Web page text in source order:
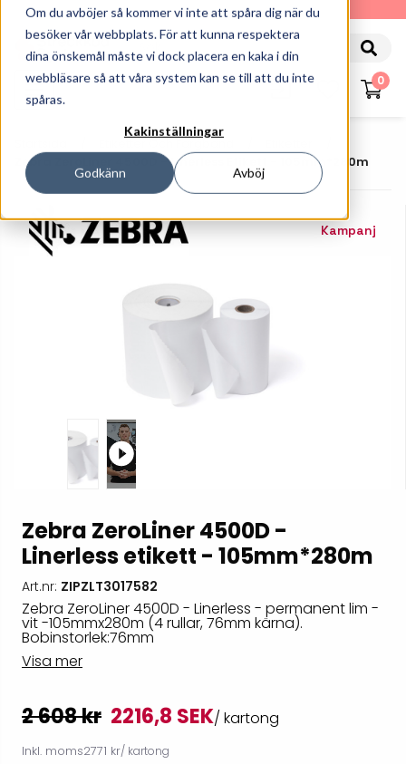
Om du avböjer så kommer vi inte att spåra dig när du
besöker vår webbplats. För att kunna respektera
dina önskemål måste vi dock placera en kaka i din
webbläsare så att våra system kan se till att du inte
spåras.
Kakinställningar
Godkänn Avböj
010-162 61 90
0
Etiketter Och Färgband
Zebra ZeroLiner 4500D - Linerless Etikett - 105mm*280m
Kampanj
Zebra ZeroLiner 4500D -
Linerless etikett - 105mm*280m
Art.nr: ZIPZLT3017582
Zebra ZeroLiner 4500D - Linerless - permanent lim -
vit -105mmx280m (4 rullar, 76mm kärna).
Bobinstorlek:76mm
Visa mer
2 608 kr 2216,8 SEK/ kartong
Inkl. moms2771 kr/ kartong